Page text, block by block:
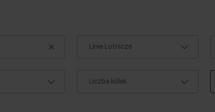
Linie Lotnicze
Liczba kółek